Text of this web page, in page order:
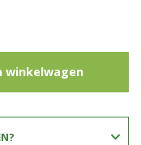
winkelwagen